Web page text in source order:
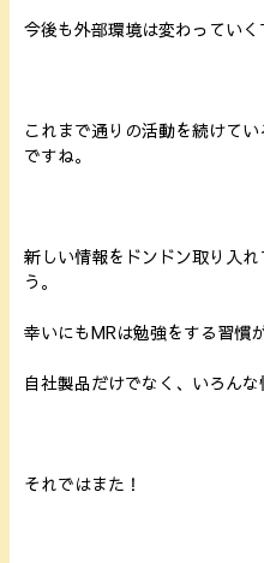
今後も外部環境は変わっていく
これまで通りの活動を続けて
ですね。
新しい情報をドンドン取り入
う。
幸いにもMRは勉強をする習慣
自社製品だけでなく、いろん
それではまた！